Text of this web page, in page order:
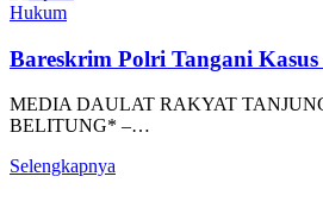
Hukum
Bareskrim Polri Tangani
MEDIA DAULAT RAKYAT
BELITUNG* –…
Selengkapnya